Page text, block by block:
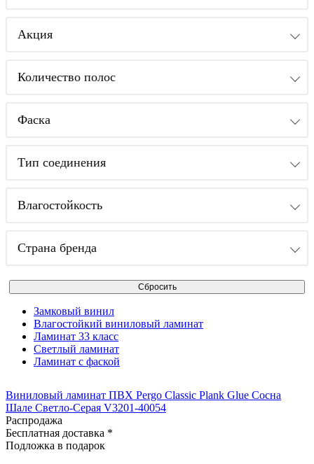
Акция
Количество полос
Фаска
Тип соединения
Влагостойкость
Страна бренда
Замковый винил
Влагостойкий виниловый ламинат
Ламинат 33 класс
Светлый ламинат
Ламинат с фаской
Виниловый ламинат ПВХ Pergo Classic Plank Glue Сосна
Шале Светло-Серая V3201-40054
Распродажа
Бесплатная доставка *
Подложка в подарок